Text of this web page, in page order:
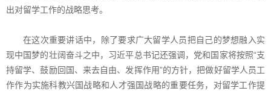
出对留学工作的战略思考。
在这次重要讲话中，除了要求广大留学人员把自己的梦想融入实
现中国梦的壮阔奋斗之中，习近平总书记还强调，党和国家将按照“支
持留学、鼓励回国、来去自由、发挥作用”的方针，把做好留学人员工
作作为实施科教兴国战略和人才强国战略的重要任务，对留学工作提